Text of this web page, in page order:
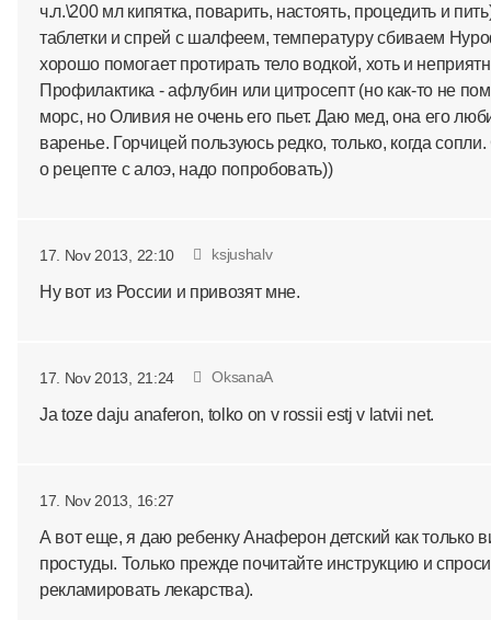
ч.л.\200 мл кипятка, поварить, настоять, процедить и
таблетки и спрей с шалфеем, температуру сбиваем
хорошо помогает протирать тело водкой, хоть и
Профилактика - афлубин или цитросепт (но как-то не
морс, но Оливия не очень его пьет. Даю мед, она его
варенье. Горчицей пользуюсь редко, только, когда
о рецепте с алоэ, надо попробовать))
17. Nov 2013, 22:10 ksjushalv
Ну вот из России и привозят мне.
17. Nov 2013, 21:24 OksanaA
Ja toze daju anaferon, tolko on v rossii estj v latvii net.
17. Nov 2013, 16:27
А вот еще, я даю ребенку Анаферон детский как только
простуды. Только прежде почитайте инструкцию и
рекламировать лекарства).